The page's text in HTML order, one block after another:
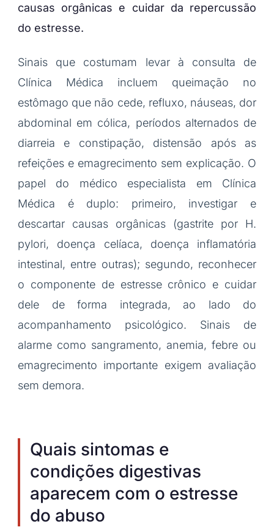
causas orgânicas e cuidar da repercussão
do estresse.
Sinais que costumam levar à consulta de
Clínica Médica incluem queimação no
estômago que não cede, refluxo, náuseas, dor
abdominal em cólica, períodos alternados de
diarreia e constipação, distensão após as
refeições e emagrecimento sem explicação. O
papel do médico especialista em Clínica
Médica é duplo: primeiro, investigar e
descartar causas orgânicas (gastrite por H.
pylori, doença celíaca, doença inflamatória
intestinal, entre outras); segundo, reconhecer
o componente de estresse crônico e cuidar
dele de forma integrada, ao lado do
acompanhamento psicológico. Sinais de
alarme como sangramento, anemia, febre ou
emagrecimento importante exigem avaliação
sem demora.
Quais sintomas e
condições digestivas
aparecem com o estresse
do abuso